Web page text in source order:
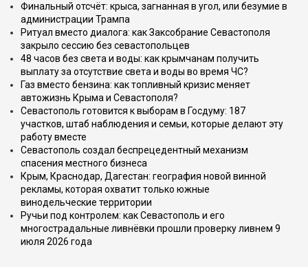
Финальный отсчёт: крыса, загнанная в угол, или безумие в
администрации Трампа
Ритуал вместо диалога: как Заксобрание Севастополя
закрыло сессию без севастопольцев
48 часов без света и воды: как крымчанам получить
выплату за отсутствие света и воды во время ЧС?
Газ вместо бензина: как топливный кризис меняет
автожизнь Крыма и Севастополя?
Севастополь готовится к выборам в Госдуму: 187
участков, штаб наблюдения и семьи, которые делают эту
работу вместе
Севастополь создал беспрецедентный механизм
спасения местного бизнеса
Крым, Краснодар, Дагестан: география новой винной
рекламы, которая охватит только южные
винодельческие территории
Ручьи под контролем: как Севастополь и его
многострадальные ливнёвки прошли проверку ливнем 9
июля 2026 года